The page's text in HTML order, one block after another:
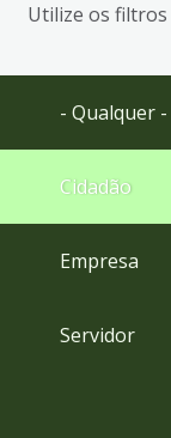
busca
Ir
rodapé
Utilize os
- Qualquer -
Cidadão
Empresa
Servidor